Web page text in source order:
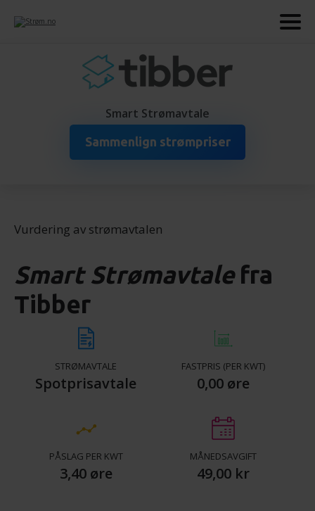
Smart Strømavtale
Sammenlign strømpriser
Vurdering av strømavtalen
Smart Strømavtalefra
Tibber
STRØMAVTALE
Spotprisavtale
FASTPRIS (PER KWT)
0,00 øre
PÅSLAG PER KWT
3,40 øre
MÅNEDSAVGIFT
49,00 kr